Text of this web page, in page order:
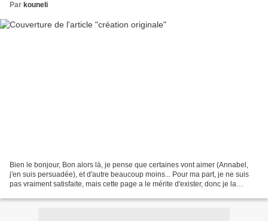
Par kouneli
Bien le bonjour, Bon alors là, je pense que certaines vont aimer (Annabel,
j'en suis persuadée), et d'autre beaucoup moins... Pour ma part, je ne suis
pas vraiment satisfaite, mais cette page a le mérite d'exister, donc je la